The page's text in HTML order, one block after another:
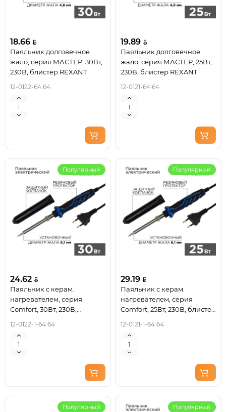
18.66
Паяльник долговечное
жало, серия МАСТЕР, 30Вт,
230В, блистер REXANT
12-0122-64 64
19.89
Паяльник долговечное
жало, серия МАСТЕР, 25Вт,
230В, блистер REXANT
12-0121-64 64
Популярный
24.62
Паяльник с керам.
нагревателем, серия
Comfort, 30Вт, 230В,
12-0122-1-64 64
Популярный
29.19
Паяльник с керам.
нагревателем, серия
Comfort, 25Вт, 230В, блистер
12-0121-1-64 64
Популярный Популярный